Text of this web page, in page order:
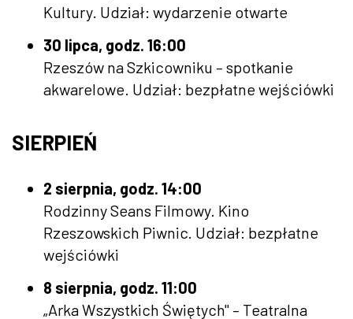
Kultury. Udział: wydarzenie otwarte
30 lipca, godz. 16:00
Rzeszów na Szkicowniku – spotkanie
akwarelowe. Udział: bezpłatne wejściówki
SIERPIEŃ
2 sierpnia, godz. 14:00
Rodzinny Seans Filmowy. Kino
Rzeszowskich Piwnic. Udział: bezpłatne
wejściówki
8 sierpnia, godz. 11:00
„Arka Wszystkich Świętych" – Teatralna